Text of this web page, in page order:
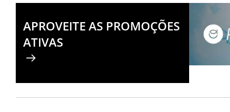
APROVEITE AS PROMOÇÕES
ATIVAS